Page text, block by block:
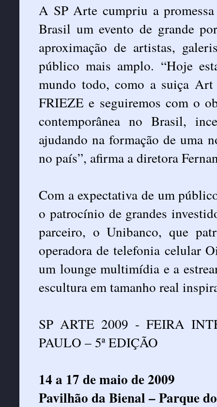
A SP Arte cumpriu a
Brasil um evento de grande
aproximação de artistas,
público mais amplo. “Hoje
mundo todo, como a suiça
FRIEZE e seguiremos com o
contemporânea no Brasil,
ajudando na formação de uma
no país”, afirma a diretora
Com a expectativa de um
o patrocínio de grandes
parceiro, o Unibanco, que
operadora de telefonia celular
um lounge multimídia e a
escultura em tamanho real
SP ARTE 2009 - FEIRA
PAULO – 5ª EDIÇÃO
14 a 17 de maio de 2009
Pavilhão da Bienal – Parque